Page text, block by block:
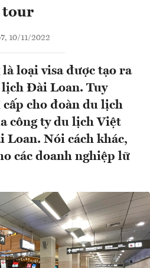
tour
10/11/2022
loại visa được tạo ra
Đài Loan. Tuy
cho đoàn du lịch
công ty du lịch Việt
Loan. Nói cách khác,
các doanh nghiệp lữ